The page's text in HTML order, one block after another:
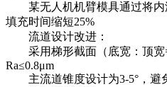
某无人机机臂模具通过将内
填充时间缩短25%
流道设计改进：
采用梯形截面（底宽：顶宽
Ra≤0.8μm
主流道锥度设计为3-5°，避